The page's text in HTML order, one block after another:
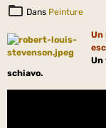
Dans Peinture
Un
Un
schiavo.